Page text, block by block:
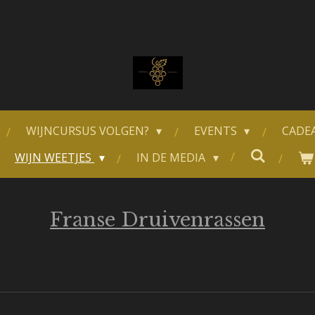
WIJNCURSUS VOLGEN? EVENTS
WIJN WEETJES
IN DE MEDIA
Franse Druivenrassen